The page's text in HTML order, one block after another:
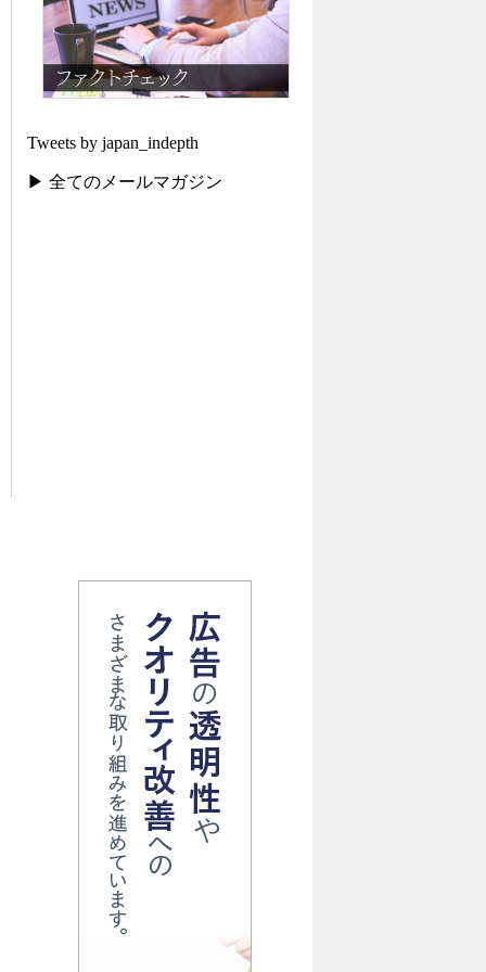
Tweets by japan_indepth
▶ 全てのメールマガジン